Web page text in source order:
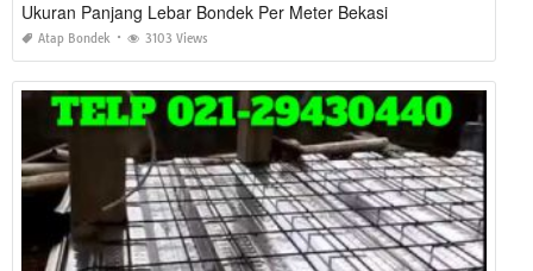
Ukuran Panjang Lebar Bondek Per Meter Bekasi
Atap Bondek 3103 Views